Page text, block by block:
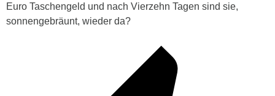
Euro Taschengeld und nach Vierzehn Tagen sind sie,
sonnengebräunt, wieder da?